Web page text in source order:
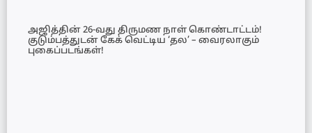
அஜித்தின் 26-வது திருமண நாள் கொண்டாட்டம்!
குடும்பத்துடன் கேக் வெட்டிய ‘தல’ – வைரலாகும்
புகைப்படங்கள்!